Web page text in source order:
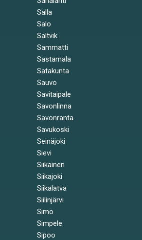
Salla
Salo
Saltvik
Sammatti
Sastamala
Satakunta
Sauvo
Savitaipale
Savonlinna
Savonranta
Savukoski
Seinäjoki
Sievi
Siikainen
Siikajoki
Siikalatva
Siilinjärvi
Simo
Simpele
Sipoo